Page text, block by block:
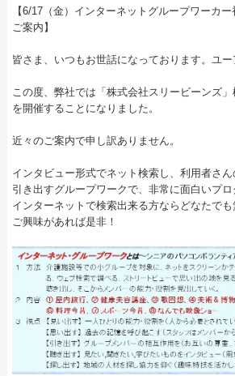
【6/17（金）インターネットグループワーカ
ご案内】
皆さま、いつもお世話になっております。ユー
この度、弊社では「株式会社スリービーンズ
を開催することになりました。
近々のご案内で申し訳ありません。
インタビュー形式でネット検索し、利用者さ
引き出すグループワークで、非常に面白いプロ
インターネットで検索出来る方ならどなたでも
ご興味があれば是非！